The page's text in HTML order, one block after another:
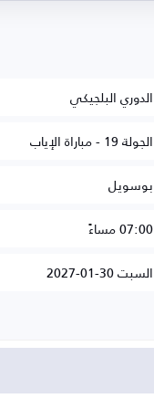
الدوري البلجيكي
الجولة 19 - مباراة الإياب
بوسويل
07:00 مساءً
السبت 30-01-2027